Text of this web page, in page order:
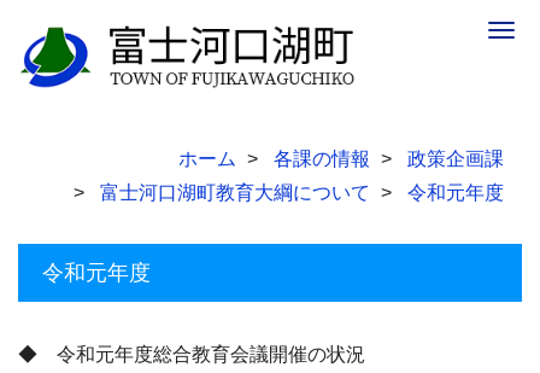
ホーム 各課の情報
政策企画課
富士河口湖町教育大綱について
令和元年度
令和元年度
◆ 令和元年度総合教育会議開催の状況